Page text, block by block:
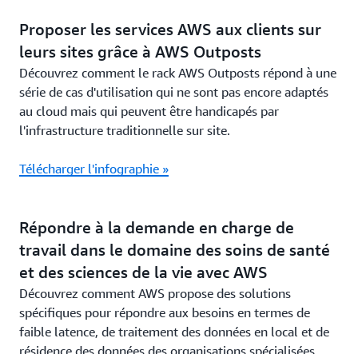
Proposer les services AWS aux clients sur
leurs sites grâce à AWS Outposts
Découvrez comment le rack AWS Outposts répond à une
série de cas d'utilisation qui ne sont pas encore adaptés
au cloud mais qui peuvent être handicapés par
l'infrastructure traditionnelle sur site.
Télécharger l'infographie »
Répondre à la demande en charge de
travail dans le domaine des soins de santé
et des sciences de la vie avec AWS
Découvrez comment AWS propose des solutions
spécifiques pour répondre aux besoins en termes de
faible latence, de traitement des données en local et de
résidence des données des organisations spécialisées